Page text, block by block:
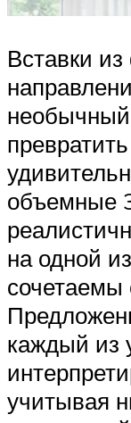
Вставки
необычный
объемные
на одной
каждый из
учитывая